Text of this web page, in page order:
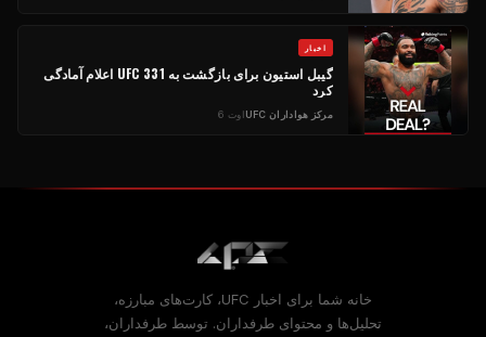
اخبار
گیبل استیون برای بازگشت به UFC 331 اعلام آمادگی
کرد
مرکز هواداران UFC اوت 6
خانه شما برای اخبار UFC، کارت‌های مبارزه،
تحلیل‌ها و محتوای طرفداران. توسط طرفداران،